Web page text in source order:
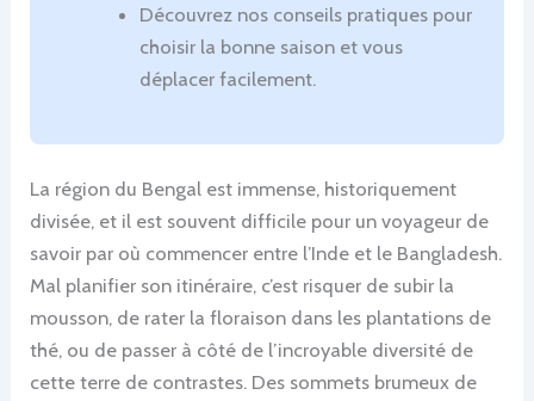
Découvrez nos conseils pratiques pour
choisir la bonne saison et vous
déplacer facilement.
La région du Bengal est immense, historiquement
divisée, et il est souvent difficile pour un voyageur de
savoir par où commencer entre l’Inde et le Bangladesh.
Mal planifier son itinéraire, c’est risquer de subir la
mousson, de rater la floraison dans les plantations de
thé, ou de passer à côté de l’incroyable diversité de
cette terre de contrastes. Des sommets brumeux de